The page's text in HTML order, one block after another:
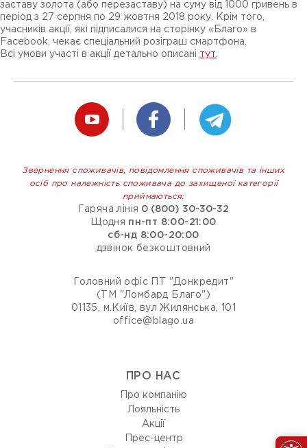
заставу золота (або перезаставу) на суму від 1000 гривень в
період з 27 серпня по 29 жовтня 2018 року. Крім того,
учасників акції, які підписалися на сторінку «Благо» в
Facebook, чекає спеціальний розіграш смартфона.
Всі умови участі в акції детально описані тут
Звернення споживачів, повідомлення споживачів та інших
осіб про належність споживача до захищеної категорії
приймаються:
Гаряча лінія 0 (800) 30-30-32
Щодня пн-пт 8:00-21:00
сб-нд 8:00-20:00
дзвінок безкоштовний
Головний офіс ПТ "Донкредит"
(ТМ "Ломбард Благо")
01135, м.Київ, вул Жилянська, 101
office@blago.ua
ПРО НАС
Про компанію
Лояльність
Акції
Прес-центр